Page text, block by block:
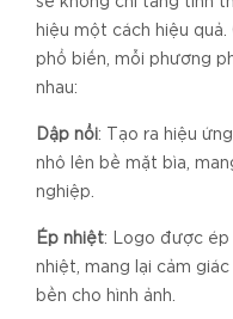
hiệu một cách hiệu
phổ biến, mỗi phương
nhau:
Dập nổi: Tạo ra hiệu
nhô lên bề mặt bìa,
nghiệp.
Ép nhiệt: Logo được ép
nhiệt, mang lại cảm
bền cho hình ảnh.